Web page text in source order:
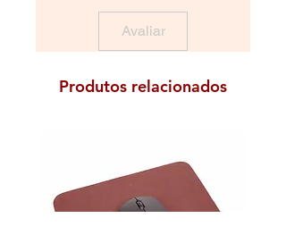
Avaliar
Produtos relacionados